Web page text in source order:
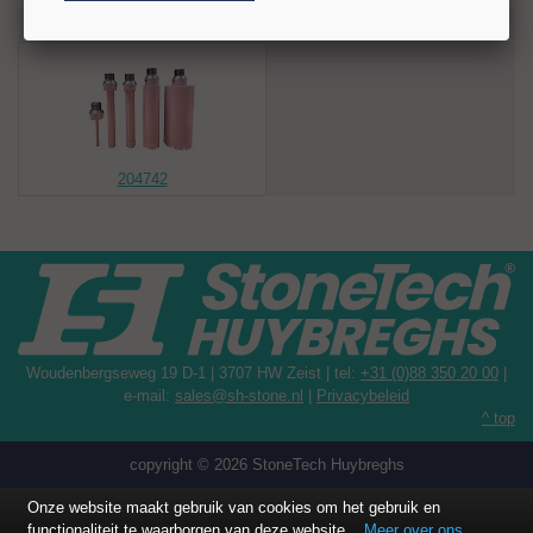
Toepassingen
Boorlengte (BD): 120 mm
Aansluiting: R 1/2" + M14
Toerental: 2.500–3.400 rpm
Minimaal koelwater: 5 l/min
204742
Woudenbergseweg 19 D-1 | 3707 HW Zeist | tel: +31 (0)88 350 20 00
e-mail: sales@sh-stone.nl
Privacybeleid
^ top
copyright © 2026 StoneTech Huybreghs
Onze website maakt gebruik van cookies om het gebruik en